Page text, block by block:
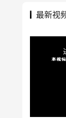
最新视